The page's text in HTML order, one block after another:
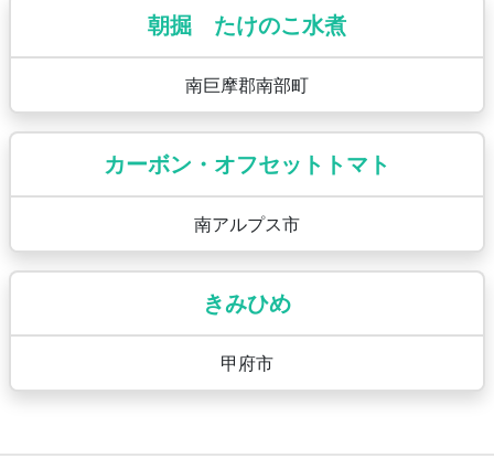
朝掘 たけのこ水煮
南巨摩郡南部町
カーボン・オフセットトマト
南アルプス市
きみひめ
甲府市